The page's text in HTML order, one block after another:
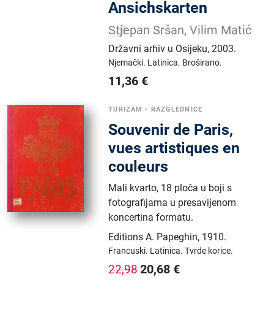
Ansichskarten
Stjepan Sršan, Vilim Matić
Državni arhiv u Osijeku,2003.
Njemački. Latinica. Broširano.
11,36 €
TURIZAM • RAZGLEDNICE
Souvenir de Paris,
vues artistiques en
couleurs
Mali kvarto, 18 ploča u boji s
fotografijama u presavijenom
koncertina formatu.
Editions A. Papeghin, 1910.
Francuski. Latinica.Tvrde korice.
22,9820,68 €